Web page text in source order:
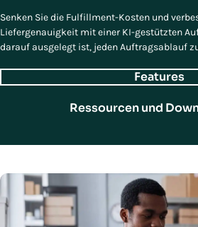
Senken Sie die Fulfillment-Kosten und
Liefergenauigkeit mit einer KI-gestützten
darauf ausgelegt ist, jeden Auftragsablauf
Features
Ressourcen und